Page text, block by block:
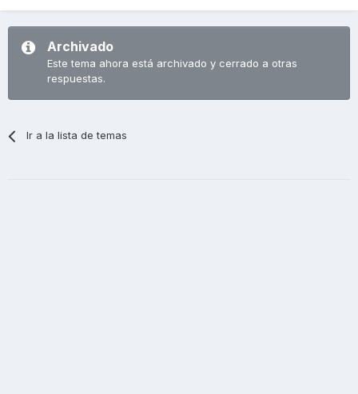
Archivado
Este tema ahora está archivado y cerrado a otras
respuestas.
Ir a la lista de temas